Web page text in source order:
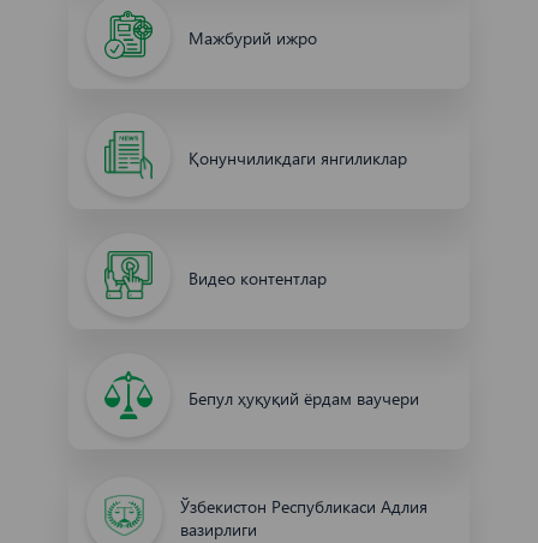
Мажбурий ижро
Қонунчиликдаги янгиликлар
Видео контентлар
Бепул ҳуқуқий ёрдам ваучери
Ўзбекистон Республикаси Адлия
вазирлиги